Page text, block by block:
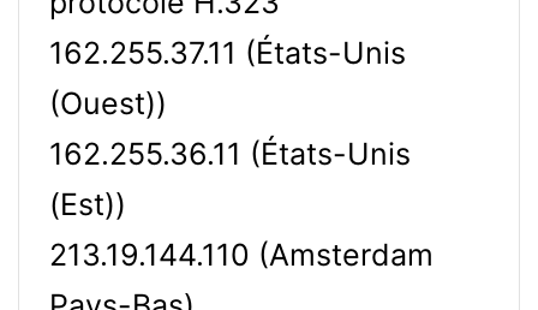
162.255.37.11 (États-Unis
(Ouest))
162.255.36.11 (États-Unis
(Est))
213.19.144.110 (Amsterdam